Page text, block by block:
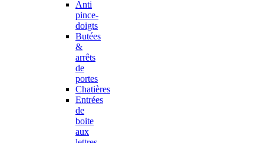
Anti
pince-
doigts
Butées
&
arrêts
de
portes
Chatières
Entrées
de
boite
aux